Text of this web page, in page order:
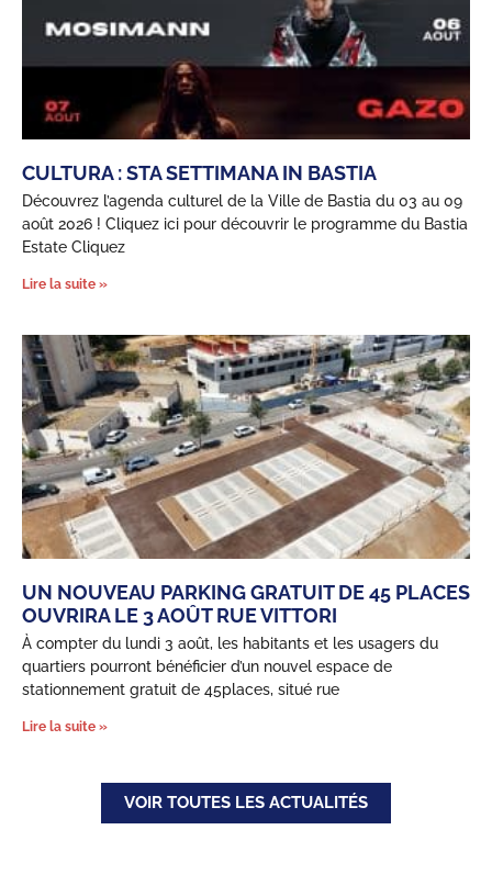
Confidentialité
grâce aux statistiques de navigation. Si vous cliquez sur « Accepter
pas déposés. Votre choix est conservé pendant 6 mois et vous
CULTURA : STA SETTIMANA IN BASTIA
Découvrez l’agenda culturel de la Ville de Bastia du 03 au 09
août 2026 ! Cliquez ici pour découvrir le programme du Bastia
Estate Cliquez
Lire la suite »
UN NOUVEAU PARKING GRATUIT DE 45 PLACES
OUVRIRA LE 3 AOÛT RUE VITTORI
À compter du lundi 3 août, les habitants et les usagers du
quartiers pourront bénéficier d’un nouvel espace de
stationnement gratuit de 45places, situé rue
Lire la suite »
VOIR TOUTES LES ACTUALITÉS